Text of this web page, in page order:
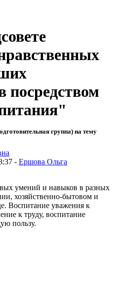
посредством
группа) на тему
- Ершова Ольга
умений и навыков в разных
хозяйственно-бытовом и
Воспитание уважения к
к труду, воспитание
пользу.